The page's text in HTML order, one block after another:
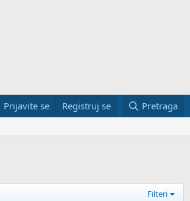
Prijavite se Registruj se Pretraga
Filteri